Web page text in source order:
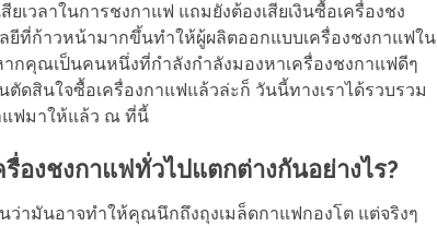
เวลาในการชงกาแฟ แถมยังต้องเสียเงินซื้อเครื่องชง
ยีที่ก้าวหน้ามากขึ้นทำให้ผู้ผลิตออกแบบเครื่องชงกาแฟใน
กคุณเป็นคนหนึ่งที่กำลังกำลังมองหาเครื่องชงกาแฟดีๆ
ดสินใจซื้อเครื่องกาแฟแล้วล่ะก็ วันนี้ทางเราได้รวบรวม
แฟมาให้แล้ว ณ ที่นี้
องชงกาแฟทั่วไปแตกต่างกันอย่างไร?
นว่ามันอาจทำให้คุณนึกถึงถุงเมล็ดกาแฟกองโต แต่จริงๆ